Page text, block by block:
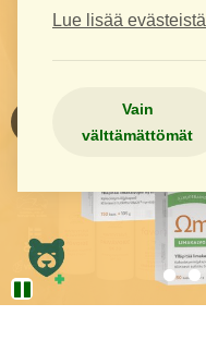
Lue lisää evästeistä
Vain
välttämättömät